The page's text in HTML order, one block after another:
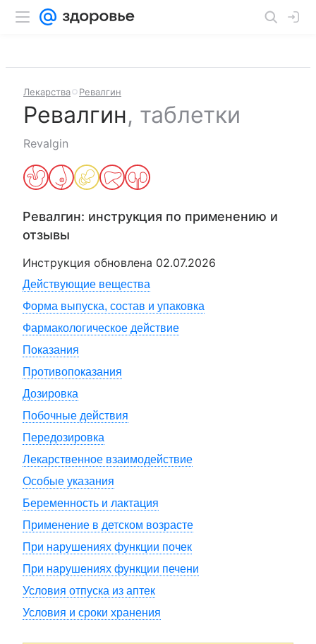
Лекарства Ревалгин
Ревалгин, таблетки
Revalgin
Ревалгин: инструкция по применению и
отзывы
Инструкция обновлена 02.07.2026
Действующие вещества
Форма выпуска, состав и упаковка
Фармакологическое действие
Показания
Противопоказания
Дозировка
Побочные действия
Передозировка
Лекарственное взаимодействие
Особые указания
Беременность и лактация
Применение в детском возрасте
При нарушениях функции почек
При нарушениях функции печени
Условия отпуска из аптек
Условия и сроки хранения